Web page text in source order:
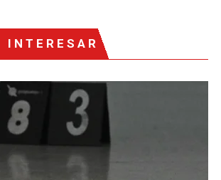
INTERESAR